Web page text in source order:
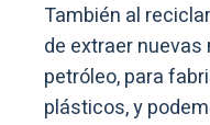
También al
de extraer
petróleo, para
plásticos, y